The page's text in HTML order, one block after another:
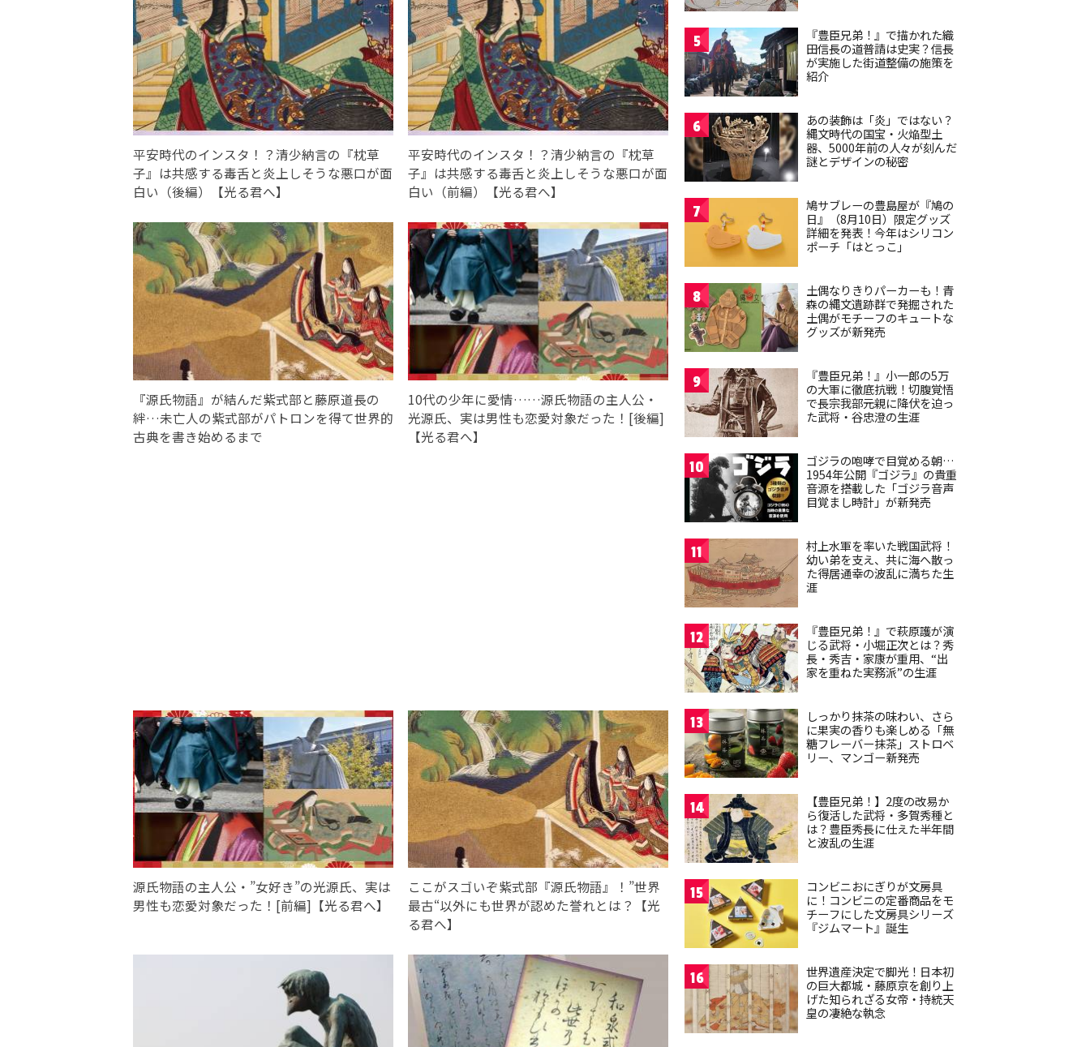
平安時代のインスタ！？清少納言の『枕草
子』は共感する毒舌と炎上しそうな悪口が面
白い（後編）【光る君へ】
平安時代のインスタ！？清少納言の『枕草
子』は共感する毒舌と炎上しそうな悪口が面
白い（前編）【光る君へ】
『源氏物語』が結んだ紫式部と藤原道長の
絆…未亡人の紫式部がパトロンを得て世界的
古典を書き始めるまで
10代の少年に愛情……源氏物語の主人公・
光源氏、実は男性も恋愛対象だった！[後編]
【光る君へ】
源氏物語の主人公・”女好き”の光源氏、実は
男性も恋愛対象だった！[前編]【光る君へ】
ここがスゴいぞ紫式部『源氏物語』！”世界
最古“以外にも世界が認めた誉れとは？【光
る君へ】
5
『豊臣兄弟！』で描かれた織
田信長の道普請は史実？信長
が実施した街道整備の施策を
紹介
6
あの装飾は「炎」ではない？
縄文時代の国宝・火焔型土
器、5000年前の人々が刻んだ
謎とデザインの秘密
7
鳩サブレーの豊島屋が『鳩の
日』（8月10日）限定グッズ
詳細を発表！今年はシリコン
ポーチ「はとっこ」
8
土偶なりきりパーカーも！青
森の縄文遺跡群で発掘された
土偶がモチーフのキュートな
グッズが新発売
9
『豊臣兄弟！』小一郎の5万
の大軍に徹底抗戦！切腹覚悟
で長宗我部元親に降伏を迫っ
た武将・谷忠澄の生涯
10
ゴジラの咆哮で目覚める朝…
1954年公開『ゴジラ』の貴重
音源を搭載した「ゴジラ音声
目覚まし時計」が新発売
11
村上水軍を率いた戦国武将！
幼い弟を支え、共に海へ散っ
た得居通幸の波乱に満ちた生
涯
12
『豊臣兄弟！』で萩原護が演
じる武将・小堀正次とは？秀
長・秀吉・家康が重用、“出
家を重ねた実務派”の生涯
13
しっかり抹茶の味わい、さら
に果実の香りも楽しめる「無
糖フレーバー抹茶」ストロベ
リー、マンゴー新発売
14
【豊臣兄弟！】2度の改易か
ら復活した武将・多賀秀種と
は？豊臣秀長に仕えた半年間
と波乱の生涯
15
コンビニおにぎりが文房具
に！コンビニの定番商品をモ
チーフにした文房具シリーズ
『ジムマート』誕生
16
世界遺産決定で脚光！日本初
の巨大都城・藤原京を創り上
げた知られざる女帝・持統天
皇の凄絶な執念